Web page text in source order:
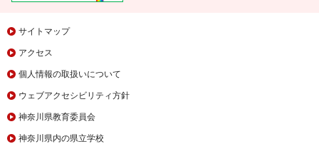
サイトマップ
アクセス
個人情報の取扱いについて
ウェブアクセシビリティ方針
神奈川県教育委員会
神奈川県内の県立学校